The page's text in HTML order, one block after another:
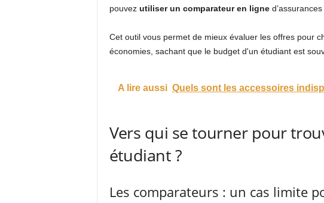
pouvez utiliser un comparateur en ligne
Cet outil vous permet de mieux évaluer les offres pour
économies, sachant que le budget d'un étudiant est
A lire aussi Quels sont les accessoires
Vers qui se tourner pour
étudiant ?
Les comparateurs : un cas limite